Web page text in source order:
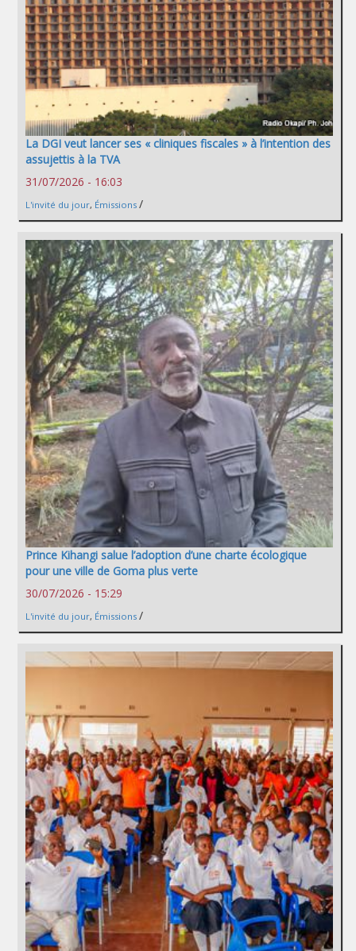
La DGI veut lancer ses « cliniques fiscales » à l’intention des
assujettis à la TVA
31/07/2026 - 16:03
L'invité du jour, Émissions /
Prince Kihangi salue l’adoption d’une charte écologique
pour une ville de Goma plus verte
30/07/2026 - 15:29
L'invité du jour, Émissions /